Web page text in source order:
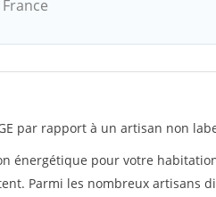
par rapport à un artisan non
énergétique pour votre
Parmi les nombreux artisans